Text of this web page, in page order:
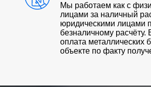
Мы работаем как с
лицами за наличный
юридическими лицами
безналичному расчёту.
оплата металлических
объекте по факту